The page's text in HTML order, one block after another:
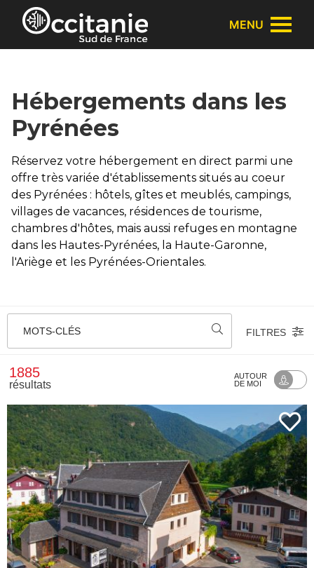
Panneau de gestion des cookies
MENU
Hébergements dans les
Pyrénées
Réservez votre hébergement en direct parmi une
offre très variée d'établissements situés au coeur
des Pyrénées : hôtels, gîtes et meublés, campings,
villages de vacances, résidences de tourisme,
chambres d'hôtes, mais aussi refuges en montagne
dans les Hautes-Pyrénées, la Haute-Garonne,
l'Ariège et les Pyrénées-Orientales.
MOTS-CLÉS FILTRES
1885
résultats
AUTOUR
DE MOI